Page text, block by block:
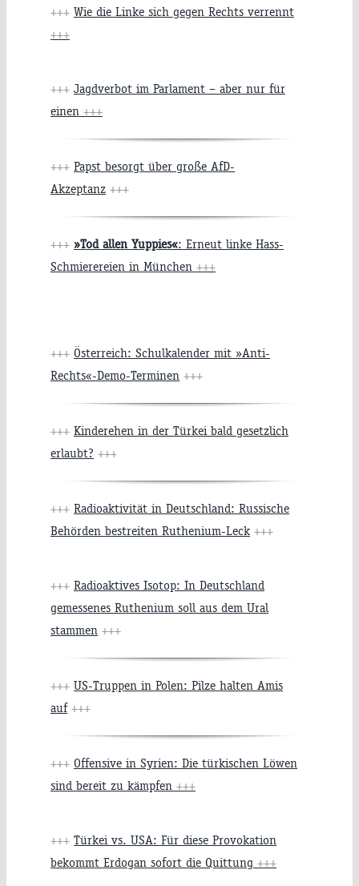
+++ Wie die Linke sich gegen Rechts verrennt
+++
+++ Jagdverbot im Parlament – aber nur für
einen +++
+++ Papst besorgt über große AfD-
Akzeptanz +++
+++ »Tod allen Yuppies«: Erneut linke Hass-
Schmierereien in München +++
+++ Österreich: Schulkalender mit »Anti-
Rechts«-Demo-Terminen +++
+++ Kinderehen in der Türkei bald gesetzlich
erlaubt? +++
+++ Radioaktivität in Deutschland: Russische
Behörden bestreiten Ruthenium-Leck +++
+++ Radioaktives Isotop: In Deutschland
gemessenes Ruthenium soll aus dem Ural
stammen +++
+++ US-Truppen in Polen: Pilze halten Amis
auf +++
+++ Offensive in Syrien: Die türkischen Löwen
sind bereit zu kämpfen +++
+++ Türkei vs. USA: Für diese Provokation
bekommt Erdogan sofort die Quittung +++